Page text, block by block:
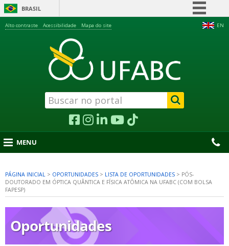
BRASIL
Acesso à informação
Legislação
Canais
EN
Alto contraste Acessibilidade Mapa do site
MENU
PÁGINA INICIAL > OPORTUNIDADES > LISTA DE OPORTUNIDADES > PÓS-
DOUTORADO EM ÓPTICA QUÂNTICA E FÍSICA ATÔMICA NA UFABC (COM BOLSA
FAPESP)
Oportunidades